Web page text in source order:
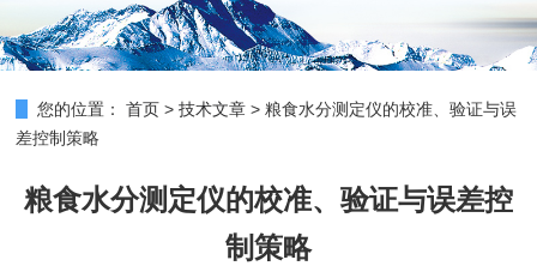
您的位置： 首页 >技术文章 >粮食水分测定仪的校准、验证与误
差控制策略
粮食水分测定仪的校准、验证与误差控
制策略